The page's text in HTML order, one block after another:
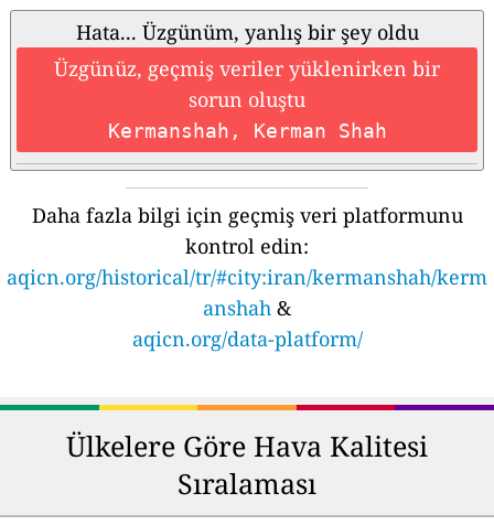
Hata... Üzgünüm, yanlış bir şey oldu
Üzgünüz, geçmiş veriler yüklenirken bir
sorun oluştu
Kermanshah, Kerman Shah
Daha fazla bilgi için geçmiş veri platformunu
kontrol edin:
aqicn.org/historical/tr/#city:iran/kermanshah/kerm
anshah &
aqicn.org/data-platform/
Ülkelere Göre Hava Kalitesi
Sıralaması